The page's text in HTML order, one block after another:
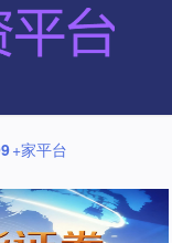
+家平台